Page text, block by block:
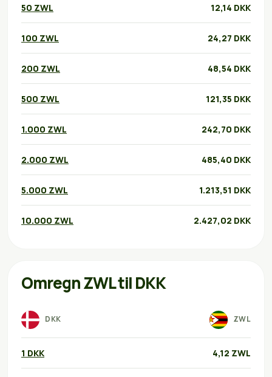
50 ZWL 12,14 DKK
100 ZWL 24,27 DKK
200 ZWL 48,54 DKK
500 ZWL 121,35 DKK
1.000 ZWL 242,70 DKK
2.000 ZWL 485,40 DKK
5.000 ZWL 1.213,51 DKK
10.000 ZWL 2.427,02 DKK
Omregn ZWL til DKK
DKK ZWL
1 DKK 4,12 ZWL